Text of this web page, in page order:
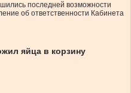
последней возможности
об ответственности Кабинета
яйца в корзину